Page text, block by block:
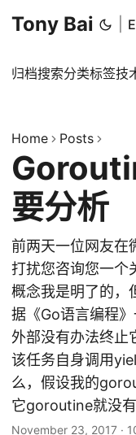
Tony Bai
归档搜索分类标签技
Home Posts
要分析
前两天一位网友在
打扰您咨询您一个
概念我是明了的，
据《Go语言编程》
外部没有办法终止
该任务自身调用
么，假设我的
它goroutine就没
November 23, 2017 ·